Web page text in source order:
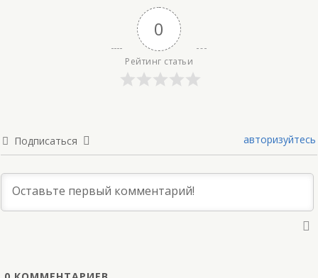
0
Рейтинг статьи
Подписаться авторизуйтесь